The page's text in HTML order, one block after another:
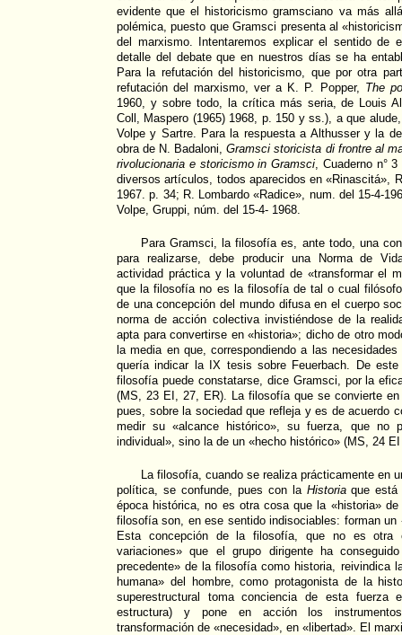
evidente que el historicismo gramsciano va más
polémica, puesto que Gramsci presenta al
del marxismo. Intentaremos explicar el sentido de
detalle del debate que en nuestros días se ha
Para la refutación del historicismo, que por otra
refutación del marxismo, ver a K. P. Popper, The
1960, y sobre todo, la crítica más seria, de Louis
Coll, Maspero (1965) 1968, p. 150 y ss.), a que
Volpe y Sartre. Para la respuesta a Althusser y la
obra de N. Badaloni,Gramsci storicista di frontre al
rivolucionaria e storicismo in Gramsci, Cuaderno n°
diversos artículos, todos aparecidos en «Rinascitá»,
1967. p. 34; R. Lombardo «Radice», num. del 15-4-
Volpe, Gruppi, núm. del 15-4- 1968.
Para Gramsci, la filosofía es, ante todo, una
para realizarse, debe producir una Norma de
actividad práctica y la voluntad de «transformar el
que la filosofía no es la filosofía de tal o cual
de una concepción del mundo difusa en el cuerpo
norma de acción colectiva invistiéndose de la
apta para convertirse en «historia»; dicho de otro
la media en que, correspondiendo a las
quería indicar la IX tesis sobre Feuerbach. De
filosofía puede constatarse, dice Gramsci, por la
(MS, 23 EI, 27, ER). La filosofía que se convierte
pues, sobre la sociedad que refleja y es de acuerdo
medir su «alcance histórico», su fuerza, que no
individual», sino la de un «hecho histórico» (MS, 24
La filosofía, cuando se realiza prácticamente en
política, se confunde, pues con la Historiaque está
época histórica, no es otra cosa que la «historia»
filosofía son, en ese sentido indisociables: forman
Esta concepción de la filosofía, que no es
variaciones» que el grupo dirigente ha
precedente» de la filosofía como historia, reivindica
humana» del hombre, como protagonista de la
superestructural toma conciencia de esta fuerza
estructura) y pone en acción los
transformación de «necesidad», en «libertad». El